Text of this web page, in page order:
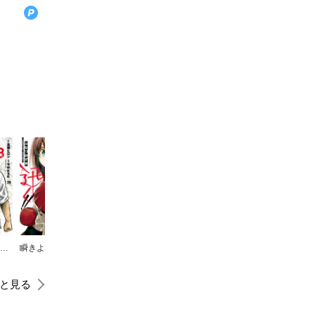
瞬きより迅く!!
見る